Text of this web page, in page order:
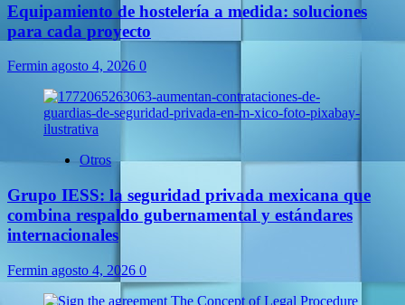
Equipamiento de hostelería a medida: soluciones
para cada proyecto
Fermin agosto 4, 2026 0
Otros
Grupo IESS: la seguridad privada mexicana que
combina respaldo gubernamental y estándares
internacionales
Fermin agosto 4, 2026 0